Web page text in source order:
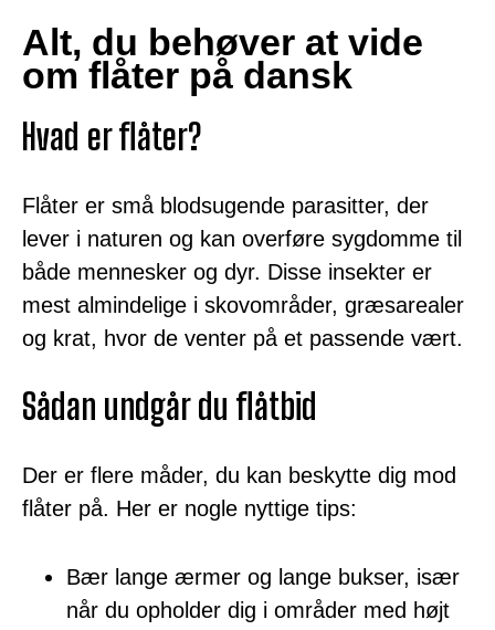
Alt, du behøver at vide
om flåter på dansk
Hvad er flåter?
Flåter er små blodsugende parasitter, der
lever i naturen og kan overføre sygdomme til
både mennesker og dyr. Disse insekter er
mest almindelige i skovområder, græsarealer
og krat, hvor de venter på et passende vært.
Sådan undgår du flåtbid
Der er flere måder, du kan beskytte dig mod
flåter på. Her er nogle nyttige tips:
Bær lange ærmer og lange bukser, især
når du opholder dig i områder med højt